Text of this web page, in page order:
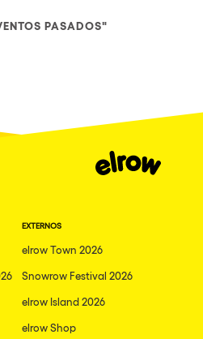
PASADOS"
EXTERNOS
elrow Town 2026
Snowrow Festival 2026
elrow Island 2026
elrow Shop